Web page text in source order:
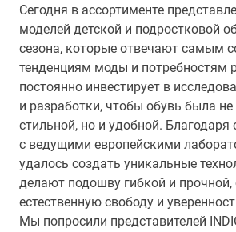
Сегодня в ассортименте
моделей детской и подростковой
сезона, которые отвечают самым
тенденциям моды и потребностям
постоянно инвестирует в
и разработки, чтобы обувь была не
стильной, но и удобной. Благодаря
с ведущими европейскими
удалось создать уникальные
делают подошву гибкой и прочной,
естественную свободу и
Мы попросили представителей